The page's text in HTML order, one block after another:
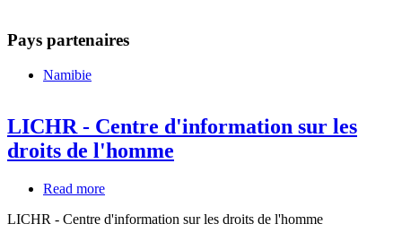
Pays partenaires
Namibie
LICHR - Centre d'information sur les
droits de l'homme
Read more
-
LICHR - Centre d'information sur les droits de l'homme